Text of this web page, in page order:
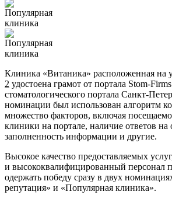
клиники
Клиника «Витаника» расположенная на
2 удостоена грамот от портала Stom-
стоматологического портала Санкт-
номинации был использован алгоритм
множество факторов, включая
клиники на портале, наличие ответов
заполненность информации и другие.
Высокое качество предоставляемых
и высококвалифицированный персонал
одержать победу сразу в двух
репутация» и «Популярная клиника».